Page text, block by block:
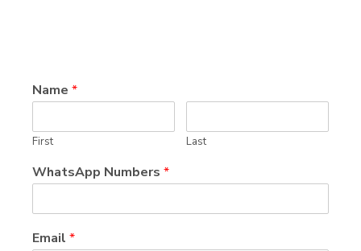
Name *
First Last
WhatsApp Numbers *
Email *